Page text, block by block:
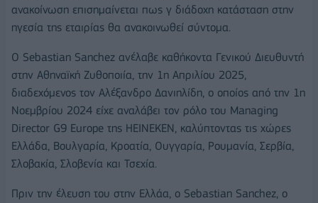
ανακοίνωση επισημαίνεται πως γ διάδοχη κατάσταση στην
ηγεσία της εταιρίας θα ανακοινωθεί σύντομα.
O Sebastian Sanchez ανέλαβε καθήκοντα Γενικού Διευθυντή
στην Αθηναϊκή Ζυθοποιία, την 1η Απριλίου 2025,
διαδεχόμενος τον Αλέξανδρο Δανιηλίδη, ο οποίος από την 1η
Νοεμβρίου 2024 είχε αναλάβει τον ρόλο του Managing
Director G9 Europe της ΗΕΙΝΕΚΕΝ, καλύπτοντας τις χώρες
Ελλάδα, Βουλγαρία, Κροατία, Ουγγαρία, Ρουμανία, Σερβία,
Σλοβακία, Σλοβενία και Τσεχία.
Πριν την έλευση του στην Ελλάα, ο Sebastian Sanchez, ο